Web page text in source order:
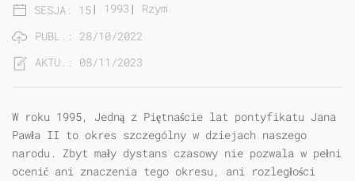
W roku 1995, Jedną z Piętnaście lat pontyfikatu Jana
Pawła II to okres szczególny w dziejach naszego
narodu. Zbyt mały dystans czasowy nie pozwala w pełni
ocenić ani znaczenia tego okresu, ani rozległości
SESJA: 15| 1993 | Rzym
PUBL.: 28/10/2022
AKTU.: 08/11/2023